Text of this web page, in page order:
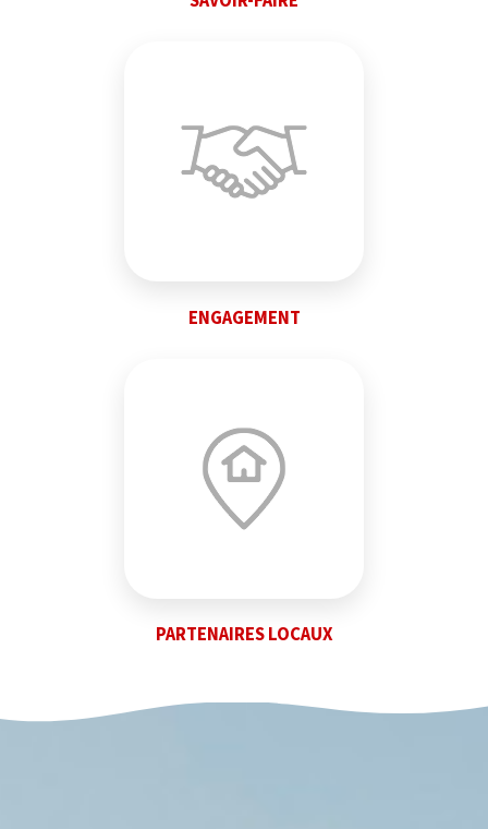
ENGAGEMENT
PARTENAIRES LOCAUX